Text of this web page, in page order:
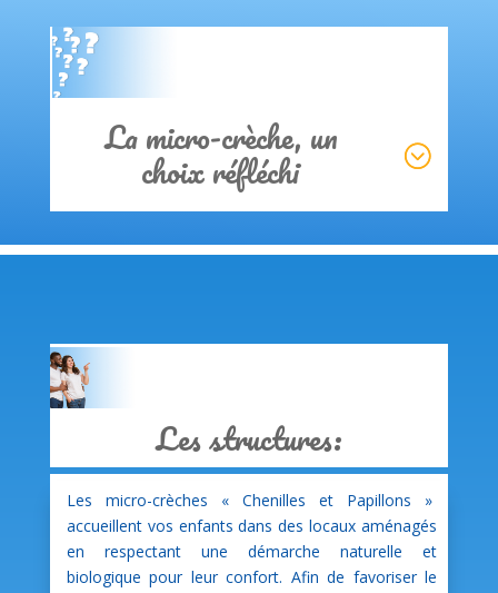
Clics
La micro-crèche, un
choix réfléchi
Clics
Les structures:
Les micro-crèches « Chenilles et Papillons »
accueillent vos enfants dans des locaux aménagés
en respectant une démarche naturelle et
biologique pour leur confort. Afin de favoriser le